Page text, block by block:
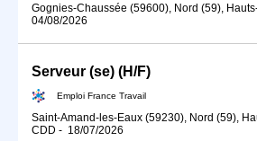
Gognies-Chaussée (59600), Nord (59),
04/08/2026
Serveur (se) (H/F)
Emploi France Travail
Saint-Amand-les-Eaux (59230), Nord (59),
CDD - 18/07/2026